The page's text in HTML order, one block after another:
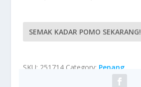
SEMAK KADAR POMO SEKARANG!
SKU: 251714 Category: Penang